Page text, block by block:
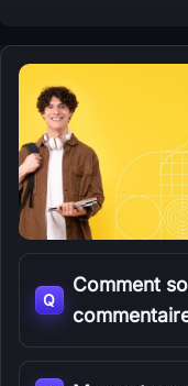
Q
Comment